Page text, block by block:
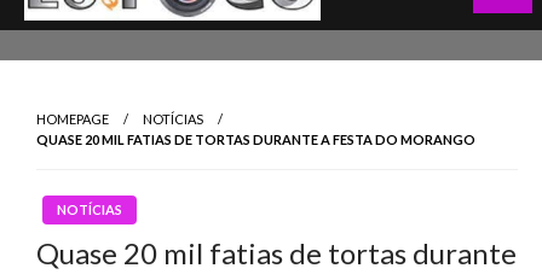
HOMEPAGE
NOTÍCIAS
QUASE 20 MIL FATIAS DE TORTAS DURANTE A FESTA DO MORANGO
NOTÍCIAS
Quase 20 mil fatias de tortas durante